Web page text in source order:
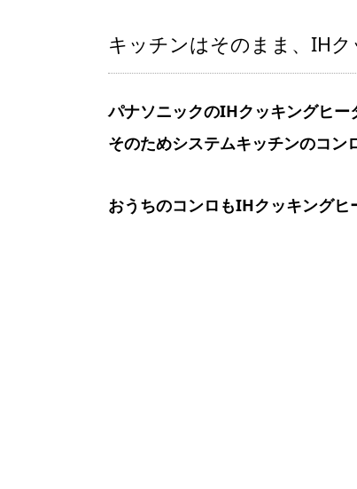
キッチンはそのまま、IH
パナソニックのIHクッキングヒー
そのためシステムキッチンのコン
おうちのコンロもIHクッキングヒ